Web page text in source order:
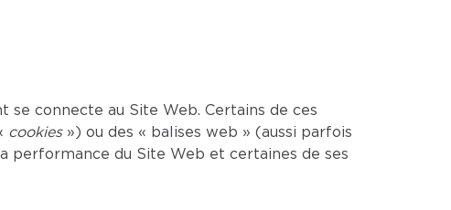
se connecte au Site Web. Certains de ces
cookies») ou des « balises web » (aussi parfois
performance du Site Web et certaines de ses